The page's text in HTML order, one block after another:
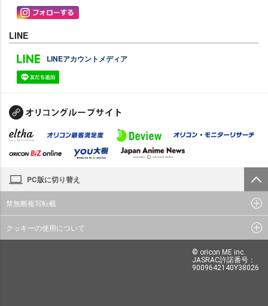
LINE
LINEアカウントメディア
PC版に切り替え
禁無断複写転載
クッキーの使用について
© oricon ME inc.
JASRAC許諾番号：
9009642140Y38026